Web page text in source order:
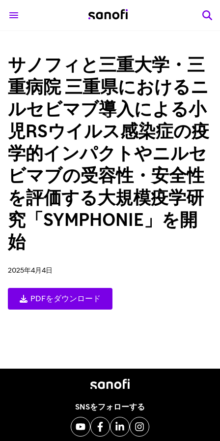
サノフィと三重大学・三
重病院 三重県におけるニ
ルセビマブ導入による小
児RSウイルス感染症の疫
学的インパクトやニルセ
ビマブの受容性・安全性
を評価する大規模疫学研
究「SYMPHONIE」を開
始
2025年4月4日
PDFをダウンロード
SNSをフォローする